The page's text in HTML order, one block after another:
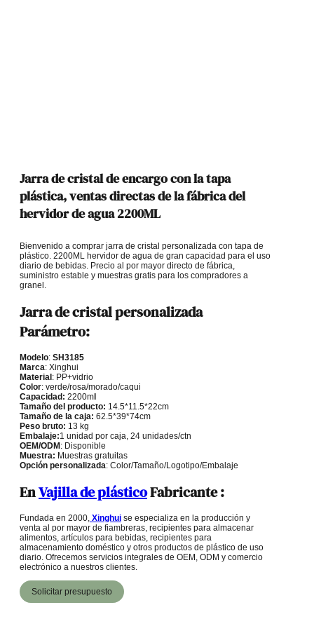
Jarra de cristal de encargo con la tapa
plástica, ventas directas de la fábrica del
hervidor de agua 2200ML
Bienvenido a comprar jarra de cristal personalizada con tapa de
plástico. 2200ML hervidor de agua de gran capacidad para el uso
diario de bebidas. Precio al por mayor directo de fábrica,
suministro estable y muestras gratis para los compradores a
granel.
Jarra de cristal personalizada
Parámetro:
Modelo: SH3185
Marca: Xinghui
Material : PP+vidrio
Color: verde/rosa/morado/caqui
Capacidad: 2200m
Tamaño del producto: 14.5*11.5*22cm
Tamaño de la caja: 62.5*39*74cm
Peso bruto: 13 kg
Embalaje:1 unidad por caja, 24 unidades/ctn
OEM/ODM : Disponible
Muestra: Muestras gratuitas
Opción personalizada: Color/Tamaño/Logotipo/Embalaje
EnVajilla de plásticoFabricante :
Fundada en 2000, Xinghui se especializa en la producción y
venta al por mayor de fiambreras, recipientes para almacenar
alimentos, artículos para bebidas, recipientes para
almacenamiento doméstico y otros productos de plástico de uso
diario. Ofrecemos servicios integrales de OEM, ODM y comercio
electrónico a nuestros clientes.
Solicitar presupuesto